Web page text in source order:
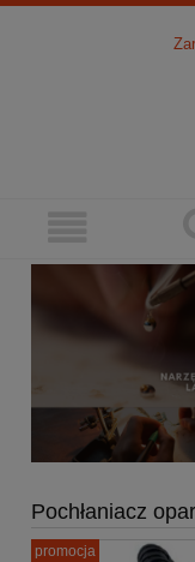
Pochłaniacz
promocja